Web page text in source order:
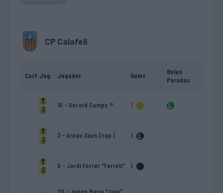
CP Calafell
Cart.Jog. Jogador Golos
Bolas
Paradas
10 - Gerard Camps ® 1
3 - Arnau Xaus (cap.) 1
5 - Jordi Ferrer "Ferreti" 1